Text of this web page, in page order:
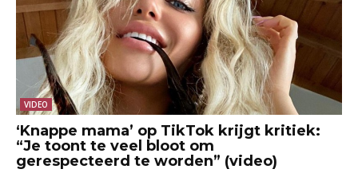
VIDEO
‘Knappe mama’ op TikTok krijgt kritiek:
“Je toont te veel bloot om
gerespecteerd te worden” (video)